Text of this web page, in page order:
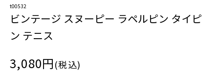
t00532
ビンテージ スヌーピー ラペルピン タイピ
ン テニス
3,080円(税込)